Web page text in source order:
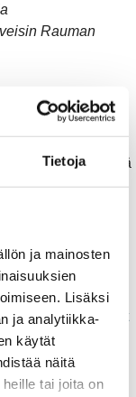
Tietoja
ja mainosten
Lisäksi
ja analytiikka-
käytät
näitä
tai joita on
Rauman
ei siirry
tehdä
täyttämällä
-
vaihtuu
täyttämällä
Sähköliittymät
ennen tontilla